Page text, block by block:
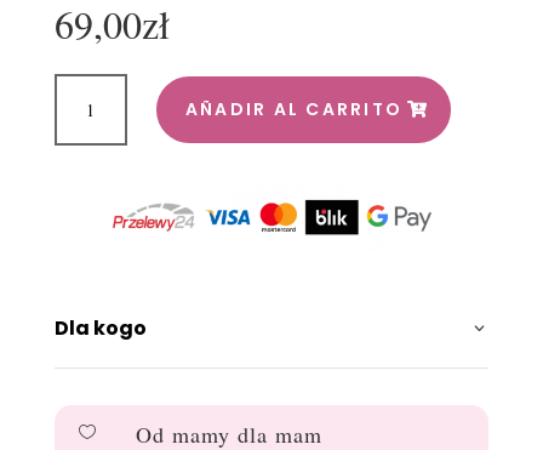
69,00zł
Szkoła
Karmienia
(copia)
AÑADIR AL CARRITO
Dla kogo
 Od mamy dla mam